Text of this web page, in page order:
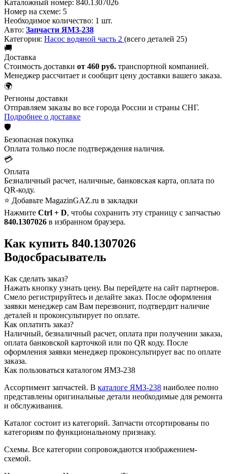
Каталожный номер: 840.1307026
Номер на схеме: 5
Необходимое количество: 1 шт.
Авто: Запчасти ЯМЗ-238
Категория: Насос водяной часть 2 (всего деталей 25)
🚚
Доставка
Стоимость доставки от 460 руб. транспортной компанией.
Менеджер рассчитает и сообщит цену доставки вашего заказа.
🌍
Регионы доставки
Отправляем заказы во все города России и страны СНГ.
Подробнее о доставке
🛡️
Безопасная покупка
Оплата только после подтверждения наличия.
💳
Оплата
Безналичный расчет, наличные, банковская карта, оплата по
QR-коду.
⭐ Добавьте MagazinGAZ.ru в закладки
Нажмите Ctrl + D, чтобы сохранить эту страницу с запчастью
840.1307026 в избранном браузера.
Как купить 840.1307026
Водосбрасыватель
Как сделать заказ?
Нажать кнопку узнать цену. Вы перейдете на сайт партнеров.
Смело регистрируйтесь и делайте заказ. После оформления
заявки менеджер сам Вам перезвонит, подтвердит наличие
деталей и проконсультирует по оплате.
Как оплатить заказ?
Наличный, безналичный расчет, оплата при получении заказа,
оплата банковской карточкой или по QR коду. После
оформления заявки менеджер проконсультирует вас по оплате
заказа.
Как пользоваться каталогом ЯМЗ-238
Ассортимент запчастей. В каталоге ЯМЗ-238 наиболее полно
представлены оригинальные детали необходимые для ремонта
и обслуживания.
Каталог состоит из категорий. Запчасти отсортированы по
категориям по функциональному признаку.
Схемы. Все категории сопровождаются изображением-
схемой.